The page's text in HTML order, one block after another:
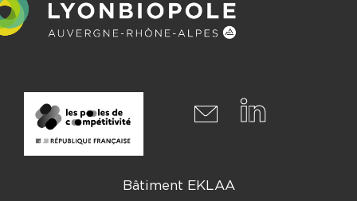
Bâtiment EKLAA